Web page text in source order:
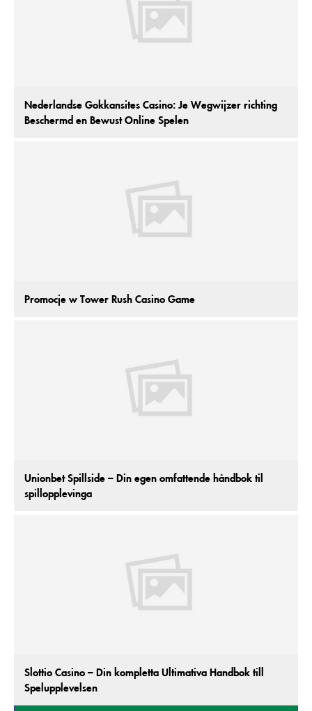
Nederlandse Gokkansites Casino: Je Wegwijzer richting
Beschermd en Bewust Online Spelen
Promocje w Tower Rush Casino Game
Unionbet Spillside – Din egen omfattende håndbok til
spillopplevinga
Slottio Casino – Din kompletta Ultimativa Handbok till
Spelupplevelsen